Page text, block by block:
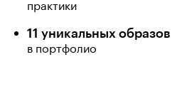
практики
11 уникальных образов
в портфолио